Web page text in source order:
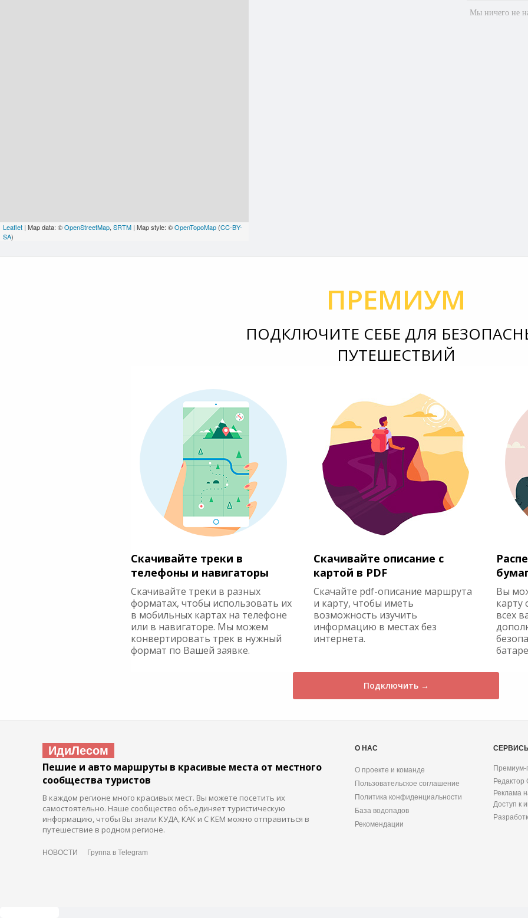
Leaflet | Map data: ©OpenStreetMap, SRTM | Map style: ©OpenTopoMap (CC-BY-
SA)
Мы ничего не
ПРЕМИУМ
ПОДКЛЮЧИТЕ СЕБЕ ДЛЯ
ПУТЕШЕСТВИЙ
Скачивайте треки в
телефоны и навигаторы
Скачивайте треки в разных
форматах, чтобы использовать их
в мобильных картах на телефоне
или в навигаторе. Мы можем
конвертировать трек в нужный
формат по Вашей заявке.
Скачивайте описание с
картой в PDF
Скачайте pdf-описание маршрута
и карту, чтобы иметь
возможность изучить
информацию в местах без
интернета.
Вы
карту
всех
Подключить →
ИдиЛесом
Пешие и авто маршруты в красивые места от местного
сообщества туристов
В каждом регионе много красивых мест. Вы можете посетить их
самостоятельно. Наше сообщество объединяет туристическую
информацию, чтобы Вы знали КУДА, КАК и С КЕМ можно отправиться в
путешествие в родном регионе.
НОВОСТИ Группа в Telegram
О НАС
О проекте и команде
Пользовательское соглашение
Политика конфиденциальности
База водопадов
Рекомендации
Премиум-
Редактор
Реклама
Доступ к